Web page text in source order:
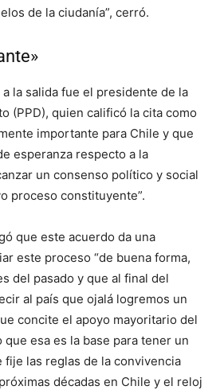
de la ciudanía”, cerró.
la salida fue el presidente de la
(PPD), quien calificó la cita como
importante para Chile y que
esperanza respecto a la
un consenso político y social
proceso constituyente”.
que este acuerdo da una
este proceso “de buena forma,
del pasado y que al final del
al país que ojalá logremos un
concite el apoyo mayoritario del
esa es la base para tener un
fije las reglas de la convivencia
décadas en Chile y el reloj